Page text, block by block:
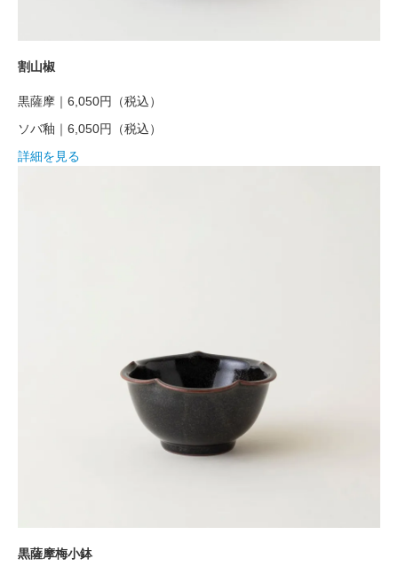
割山椒
黒薩摩｜6,050円
（税込）
ソバ釉｜6,050円
（税込）
詳細を見る
黒薩摩梅小鉢